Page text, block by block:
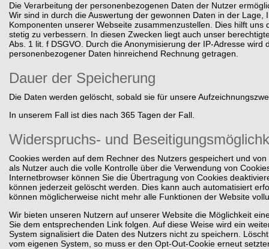
Die Verarbeitung der personenbezogenen Daten der Nutzer
Wir sind in durch die Auswertung der gewonnen Daten in der
Komponenten unserer Webseite zusammenzustellen. Dies hilft
stetig zu verbessern. In diesen Zwecken liegt auch unser
Abs. 1 lit. f DSGVO. Durch die Anonymisierung der IP-Adresse
personenbezogener Daten hinreichend Rechnung getragen.
Dauer der Speicherung
Die Daten werden gelöscht, sobald sie für unsere
In unserem Fall ist dies nach 365 Tagen der Fall.
Widerspruchs- und
Cookies werden auf dem Rechner des Nutzers gespeichert und
als Nutzer auch die volle Kontrolle über die Verwendung von
Internetbrowser können Sie die Übertragung von Cookies
können jederzeit gelöscht werden. Dies kann auch automatisiert
können möglicherweise nicht mehr alle Funktionen der Website
Wir bieten unseren Nutzern auf unserer Website die Möglichkeit
Sie dem entsprechenden Link folgen. Auf diese Weise wird ein
System signalisiert die Daten des Nutzers nicht zu speichern.
vom eigenen System, so muss er den Opt-Out-Cookie erneut